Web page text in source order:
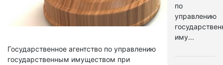
Государственное агентство по управлению
государственным имуществом при
по
управлению
иму...